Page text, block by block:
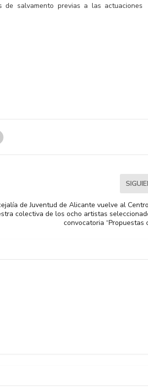
salvamento previas a las actuaciones
de Juventud de Alicante vuelve al
colectiva de los ocho artistas
convocatoria “Propuestas